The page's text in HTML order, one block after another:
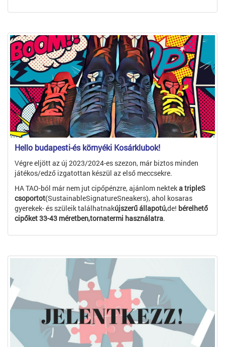
Hello budapesti-és környéki Kosárklubok!
Végre eljött az új 2023/2024-es szezon, már biztos minden
játékos/edző izgatottan készül az első meccsekre.
HA TAO-ból már nem jut cipőpénzre, ajánlom nekteka tripleS
csoportot(SustainableSignatureSneakers), ahol kosaras
gyerekek- és szüleik találhatnakújszerű állapotú,de! bérelhető
cipőket 33-43 méretben,tornatermi használatra.